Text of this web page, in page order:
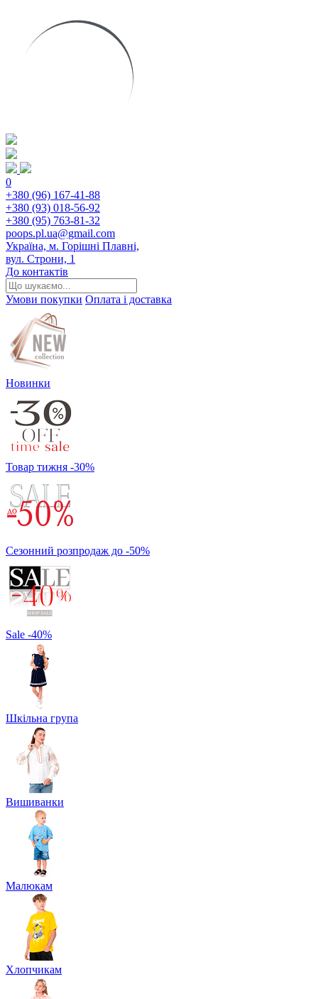
0
+380 (96) 167-41-88
+380 (93) 018-56-92
+380 (95) 763-81-32
poops.pl.ua@gmail.com
Україна, м. Горішні Плавні,
вул. Строни, 1
До контактів
Умови покупки Оплата і доставка
Новинки
Товар тижня -30%
Сезонний розпродаж до -50%
Sale -40%
Шкільна група
Вишиванки
Малюкам
Хлопчикам